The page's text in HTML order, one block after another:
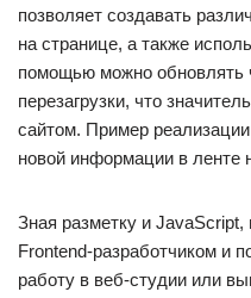
позволяет создавать
на странице, а также
помощью можно обновлять
перезагрузки, что
сайтом. Пример
новой информации в ленте
Зная разметку и
Frontend-разработчиком и
работу в веб-студии или